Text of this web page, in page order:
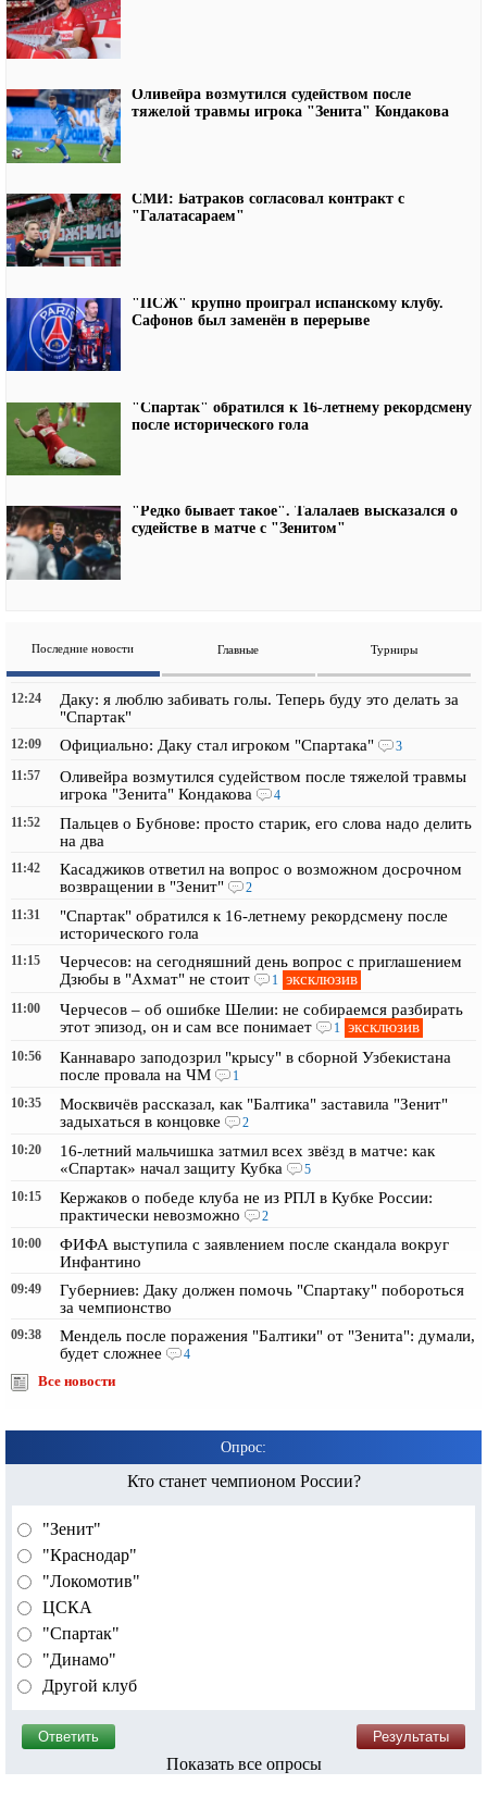
Оливейра возмутился судейством после
тяжелой травмы игрока "Зенита" Кондакова
СМИ: Батраков согласовал контракт с
"Галатасараем"
"ПСЖ" крупно проиграл испанскому клубу.
Сафонов был заменён в перерыве
"Спартак" обратился к 16-летнему рекордсмену
после исторического гола
"Редко бывает такое". Талалаев высказался о
судействе в матче с "Зенитом"
Последние новости Главные Турниры
12:24
Даку: я люблю забивать голы. Теперь буду это делать за
"Спартак"
12:09 Официально: Даку стал игроком "Спартака"
3
11:57
Оливейра возмутился судейством после тяжелой травмы
игрока "Зенита" Кондакова
4
11:52
Пальцев о Бубнове: просто старик, его слова надо делить
на два
11:42
Касаджиков ответил на вопрос о возможном досрочном
возвращении в "Зенит"
2
11:31
"Спартак" обратился к 16-летнему рекордсмену после
исторического гола
11:15
Черчесов: на сегодняшний день вопрос с приглашением
Дзюбы в "Ахмат" не стоит
1 эксклюзив
11:00
Черчесов – об ошибке Шелии: не собираемся разбирать
этот эпизод, он и сам все понимает
1 эксклюзив
10:56
Каннаваро заподозрил "крысу" в сборной Узбекистана
после провала на ЧМ
1
10:35
Москвичёв рассказал, как "Балтика" заставила "Зенит"
задыхаться в концовке
2
10:20
16-летний мальчишка затмил всех звёзд в матче: как
«Спартак» начал защиту Кубка
5
10:15
Кержаков о победе клуба не из РПЛ в Кубке России:
практически невозможно
2
10:00
ФИФА выступила с заявлением после скандала вокруг
Инфантино
09:49
Губерниев: Даку должен помочь "Спартаку" побороться
за чемпионство
09:38
Мендель после поражения "Балтики" от "Зенита": думали,
будет сложнее
4
Все новости
Опрос:
Кто станет чемпионом России?
"Зенит"
"Краснодар"
"Локомотив"
ЦСКА
"Спартак"
"Динамо"
Другой клуб
Показать все опросы